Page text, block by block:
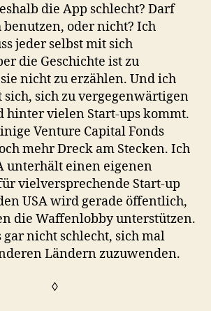
die App schlecht? Darf
benutzen, oder nicht? Ich
jeder selbst mit sich
die Geschichte ist zu
nicht zu erzählen. Und ich
sich, sich zu vergegenwärtigen
hinter vielen Start-ups kommt.
Venture Capital Fonds
mehr Dreck am Stecken. Ich
unterhält einen eigenen
vielversprechende Start-up
USA wird gerade öffentlich,
die Waffenlobby unterstützen.
nicht schlecht, sich mal
Ländern zuzuwenden.
◊